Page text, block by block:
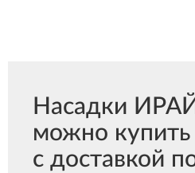
Насадки
можно
с доставкой